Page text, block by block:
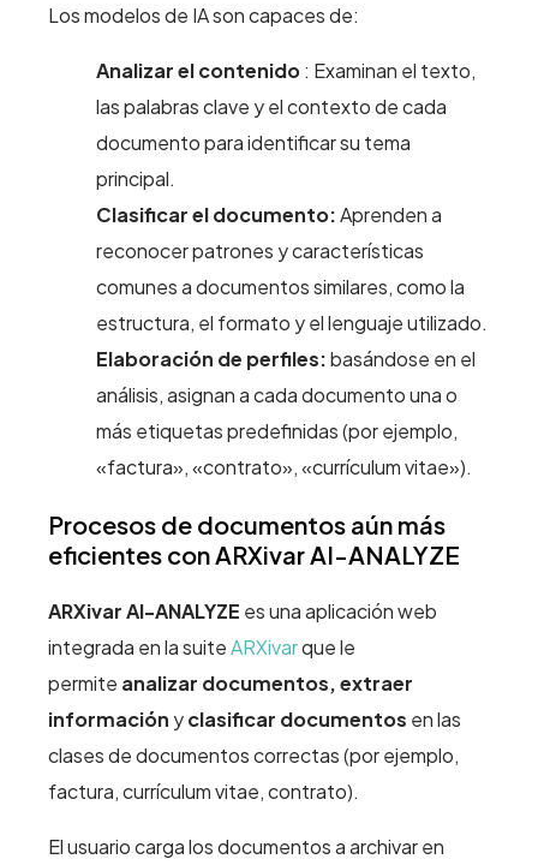
Los modelos de IA son capaces de:
Analizar el contenido: Examinan el texto,
las palabras clave y el contexto de cada
documento para identificar su tema
principal.
Clasificar el documento:Aprenden a
reconocer patrones y características
comunes a documentos similares, como la
estructura, el formato y el lenguaje utilizado.
Elaboración de perfiles:basándose en el
análisis, asignan a cada documento una o
más etiquetas predefinidas (por ejemplo,
«factura», «contrato», «currículum vitae»).
Procesos de documentos aún más
eficientes con ARXivar AI-ANALYZE
ARXivar AI-ANALYZE es una aplicación web
integrada en la suiteARXivarque le
permite analizar documentos, extraer
información yclasificar documentos en las
clases de documentos correctas (por ejemplo,
factura, currículum vitae, contrato).
El usuario carga los documentos a archivar en